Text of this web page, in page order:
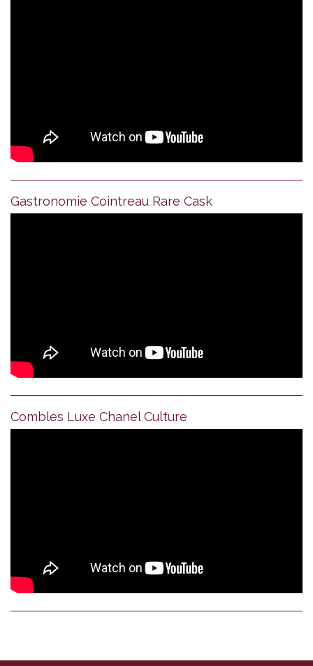
Gastronomie Cointreau Rare Cask
Combles Luxe Chanel Culture